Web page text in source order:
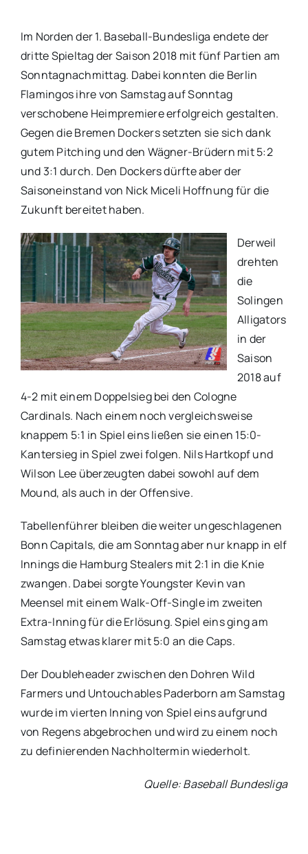
Im Norden der 1. Baseball-Bundesliga endete der
dritte Spieltag der Saison 2018 mit fünf Partien am
Sonntagnachmittag. Dabei konnten die Berlin
Flamingos ihre von Samstag auf Sonntag
verschobene Heimpremiere erfolgreich gestalten.
Gegen die Bremen Dockers setzten sie sich dank
gutem Pitching und den Wägner-Brüdern mit 5:2
und 3:1 durch. Den Dockers dürfte aber der
Saisoneinstand von Nick Miceli Hoffnung für die
Zukunft bereitet haben.
Derweil
drehten
die
Solingen
Alligators
in der
Saison
2018 auf
4-2 mit einem Doppelsieg bei den Cologne
Cardinals. Nach einem noch vergleichsweise
knappem 5:1 in Spiel eins ließen sie einen 15:0-
Kantersieg in Spiel zwei folgen. Nils Hartkopf und
Wilson Lee überzeugten dabei sowohl auf dem
Mound, als auch in der Offensive.
Tabellenführer bleiben die weiter ungeschlagenen
Bonn Capitals, die am Sonntag aber nur knapp in elf
Innings die Hamburg Stealers mit 2:1 in die Knie
zwangen. Dabei sorgte Youngster Kevin van
Meensel mit einem Walk-Off-Single im zweiten
Extra-Inning für die Erlösung. Spiel eins ging am
Samstag etwas klarer mit 5:0 an die Caps.
Der Doubleheader zwischen den Dohren Wild
Farmers und Untouchables Paderborn am Samstag
wurde im vierten Inning von Spiel eins aufgrund
von Regens abgebrochen und wird zu einem noch
zu definierenden Nachholtermin wiederholt.
Quelle: Baseball Bundesliga